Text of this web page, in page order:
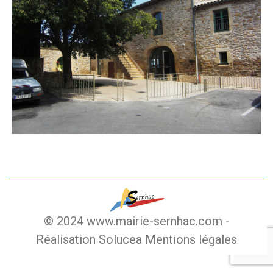
© 2024 www.mairie-sernhac.com -
Réalisation Solucea Mentions légales